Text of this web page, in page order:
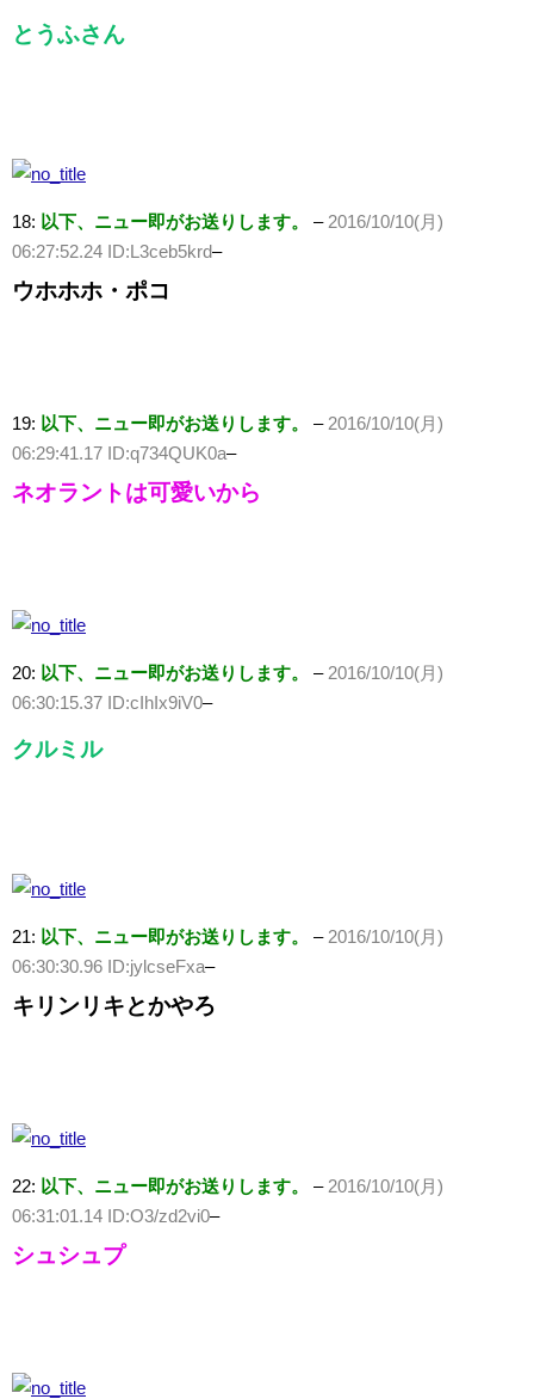
とうふさん
18: 以下、ニュー即がお送りします。 –2016/10/10(月)
06:27:52.24 ID:L3ceb5krd–
ウホホホ・ポコ
19: 以下、ニュー即がお送りします。 –2016/10/10(月)
06:29:41.17 ID:q734QUK0a–
ネオラントは可愛いから
20: 以下、ニュー即がお送りします。 –2016/10/10(月)
06:30:15.37 ID:cIhIx9iV0–
クルミル
21: 以下、ニュー即がお送りします。 –2016/10/10(月)
06:30:30.96 ID:jylcseFxa–
キリンリキとかやろ
22: 以下、ニュー即がお送りします。 –2016/10/10(月)
06:31:01.14 ID:O3/zd2vi0–
シュシュプ